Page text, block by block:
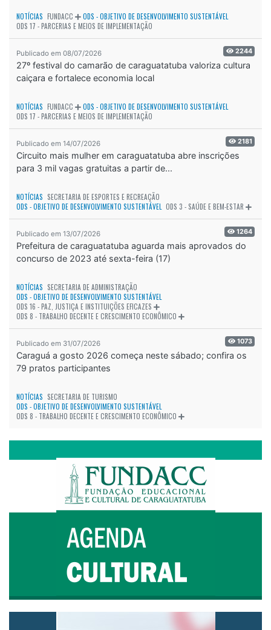
NOTÍCIAS FUNDACC
ODS - OBJETIVO DE DESENVOLVIMENTO SUSTENTÁVEL
ODS 17 - PARCERIAS E MEIOS DE IMPLEMENTAÇÃO
Publicado em 08/07/2026 2244
27º festival do camarão de caraguatatuba valoriza cultura
caiçara e fortalece economia local
NOTÍCIAS FUNDACC
ODS - OBJETIVO DE DESENVOLVIMENTO SUSTENTÁVEL
ODS 17 - PARCERIAS E MEIOS DE IMPLEMENTAÇÃO
Publicado em 14/07/2026 2181
Circuito mais mulher em caraguatatuba abre inscrições
para 3 mil vagas gratuitas a partir de...
NOTÍCIAS SECRETARIA DE ESPORTES E RECREAÇÃO
ODS - OBJETIVO DE DESENVOLVIMENTO SUSTENTÁVEL ODS 3 - SAÚDE E BEM-ESTAR
Publicado em 13/07/2026 1264
Prefeitura de caraguatatuba aguarda mais aprovados do
concurso de 2023 até sexta-feira (17)
NOTÍCIAS SECRETARIA DE ADMINISTRAÇÃO
ODS - OBJETIVO DE DESENVOLVIMENTO SUSTENTÁVEL
ODS 16 - PAZ, JUSTIÇA E INSTITUIÇÕES EFICAZES
ODS 8 - TRABALHO DECENTE E CRESCIMENTO ECONÔMICO
Publicado em 31/07/2026 1073
Caraguá a gosto 2026 começa neste sábado; confira os
79 pratos participantes
NOTÍCIAS SECRETARIA DE TURISMO
ODS - OBJETIVO DE DESENVOLVIMENTO SUSTENTÁVEL
ODS 8 - TRABALHO DECENTE E CRESCIMENTO ECONÔMICO